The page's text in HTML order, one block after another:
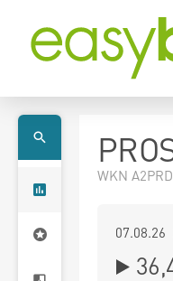
WKN
07.08.26